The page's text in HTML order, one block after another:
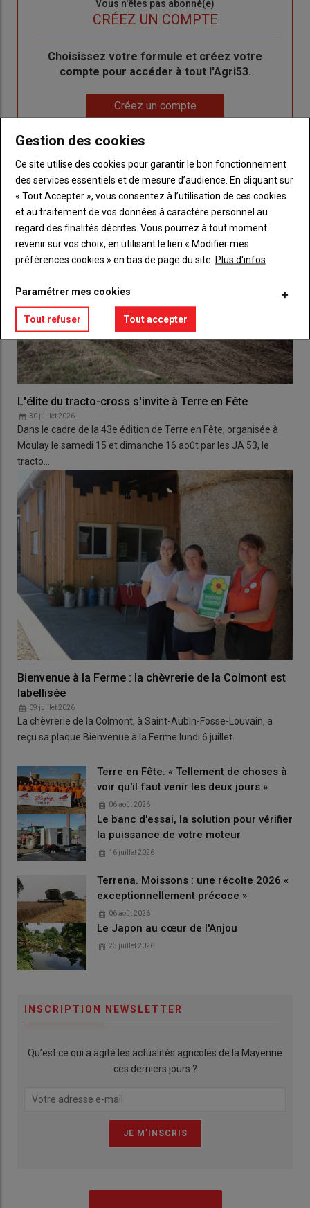
Vous n'êtes pas abonné(e)
CRÉEZ UN COMPTE
BodyChoisissez votre formule et créez votre
compte pour accéder à tout l'Agri53.
Créez un compte
LES PLUS LUS
L'élite du tracto-cross s'invite à Terre en Fête
30 juillet 2026
Dans le cadre de la 43e édition de Terre en Fête, organisée à
Moulay le samedi 15 et dimanche 16 août par les JA 53, le
tracto…
Bienvenue à la Ferme : la chèvrerie de la Colmont est
labellisée
09 juillet 2026
La chèvrerie de la Colmont, à Saint-Aubin-Fosse-Louvain, a
reçu sa plaque Bienvenue à la Ferme lundi 6 juillet.
Terre en Fête. « Tellement de choses à
voir qu'il faut venir les deux jours »
06 août 2026
Le banc d'essai, la solution pour vérifier
la puissance de votre moteur
16 juillet 2026
Terrena. Moissons : une récolte 2026 «
exceptionnellement précoce »
06 août 2026
Le Japon au cœur de l'Anjou
23 juillet 2026
INSCRIPTION NEWSLETTER
Qu’est ce qui a agité les actualités agricoles de la Mayenne
ces derniers jours ?
Gestion des cookies
Ce site utilise des cookies pour garantir le bon fonctionnement
des services essentiels et de mesure d’audience. En cliquant sur
« Tout Accepter », vous consentez à l’utilisation de ces cookies
et au traitement de vos données à caractère personnel au
regard des finalités décrites. Vous pourrez à tout moment
revenir sur vos choix, en utilisant le lien « Modifier mes
préférences cookies » en bas de page du site. Plus d'infos
Paramétrer mes cookies
Tout refuser Tout accepter